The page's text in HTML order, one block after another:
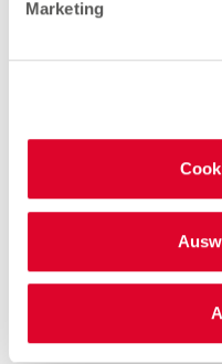
Marketing
83059 Kolbermoor
1.93 km
Mo. - Sa.09:00 -
Anime T-Shirts